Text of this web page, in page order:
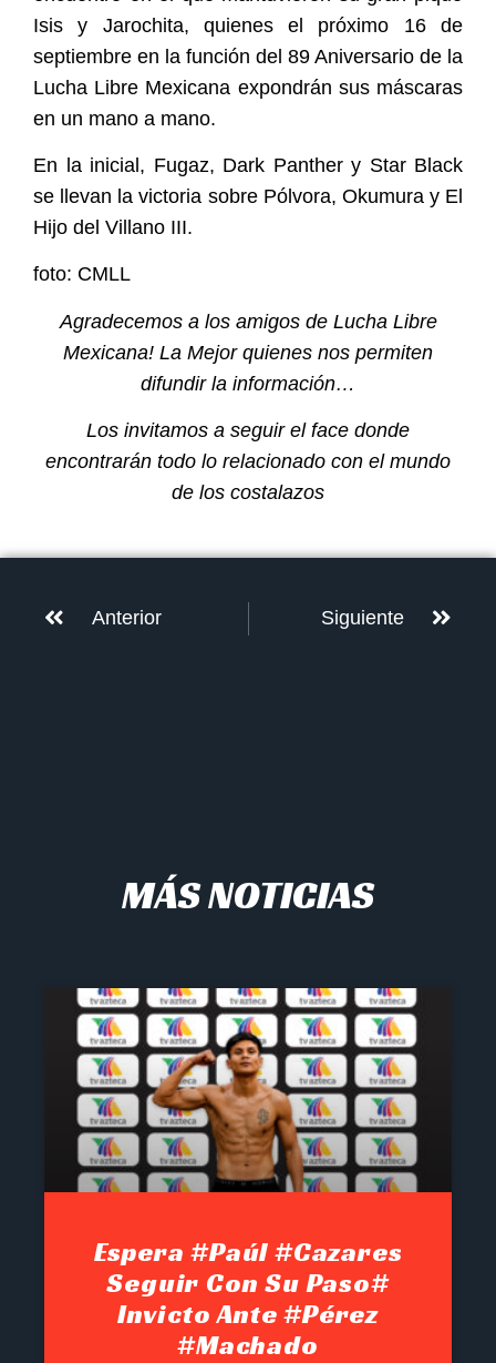
Isis y Jarochita, quienes el próximo 16 de
septiembre en la función del 89 Aniversario de la
Lucha Libre Mexicana expondrán sus máscaras
en un mano a mano.
En la inicial, Fugaz, Dark Panther y Star Black
se llevan la victoria sobre Pólvora, Okumura y El
Hijo del Villano III.
foto: CMLL
Agradecemos a los amigos de Lucha Libre
Mexicana! La Mejor quienes nos permiten
difundir la información…
Los invitamos a seguir el face donde
encontrarán todo lo relacionado con el mundo
de los costalazos
Anterior Siguiente
MÁS NOTICIAS
Espera #Paúl #Cazares
Seguir Con Su Paso#
Invicto Ante #Pérez
#Machado